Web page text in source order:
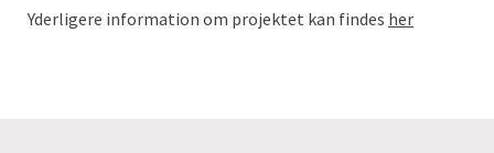
Yderligere information om projektet kan findes her